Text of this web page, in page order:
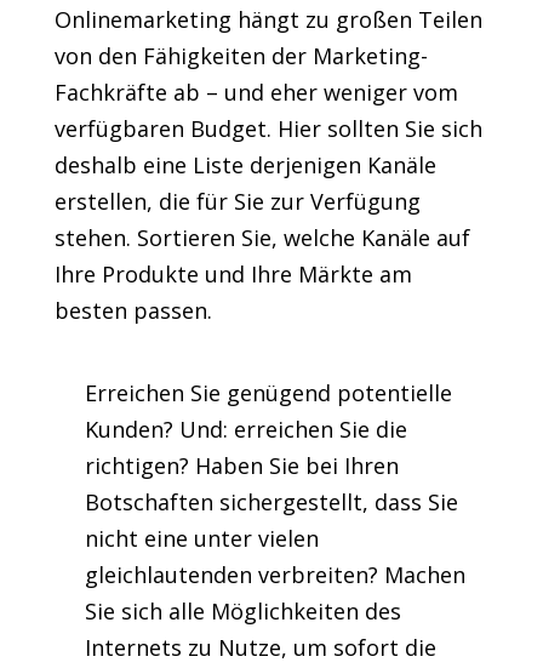
Onlinemarketing hängt zu großen Teilen
von den Fähigkeiten der Marketing-
Fachkräfte ab – und eher weniger vom
verfügbaren Budget. Hier sollten Sie sich
deshalb eine Liste derjenigen Kanäle
erstellen, die für Sie zur Verfügung
stehen. Sortieren Sie, welche Kanäle auf
Ihre Produkte und Ihre Märkte am
besten passen.
Erreichen Sie genügend potentielle
Kunden? Und: erreichen Sie die
richtigen? Haben Sie bei Ihren
Botschaften sichergestellt, dass Sie
nicht eine unter vielen
gleichlautenden verbreiten? Machen
Sie sich alle Möglichkeiten des
Internets zu Nutze, um sofort die